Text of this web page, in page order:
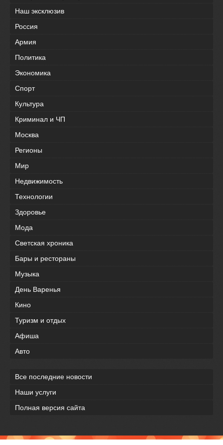
Наш эксклюзив
Россия
Армия
Политика
Экономика
Спорт
Культура
Криминал и ЧП
Москва
Регионы
Мир
Недвижимость
Технологии
Здоровье
Мода
Светская хроника
Бары и рестораны
Музыка
День Варенья
Кино
Туризм и отдых
Афиша
Авто
Все последние новости
Наши услуги
Полная версия сайта